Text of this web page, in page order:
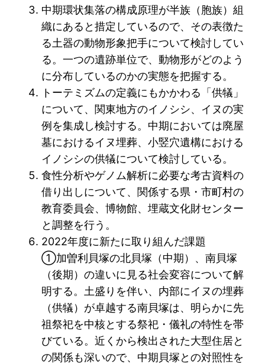
中期環状集落の構成原理が半族（胞族）組
織にあると措定しているので、その表徴た
る土器の動物形象把手について検討してい
る。一つの遺跡単位で、動物形がどのよう
に分布しているのかの実態を把握する。
トーテミズムの定義にもかかわる「供犠」
について、関東地方のイノシシ、イヌの実
例を集成し検討する。中期においては廃屋
墓におけるイヌ埋葬、小竪穴遺構における
イノシシの供犠について検討している。
食性分析やゲノム解析に必要な考古資料の
借り出しについて、関係する県・市町村の
教育委員会、博物館、埋蔵文化財センター
と調整を行う。
2022年度に新たに取り組んだ課題
①加曽利貝塚の北貝塚（中期）、南貝塚
（後期）の違いに見る社会変容について解
明する。土盛りを伴い、内部にイヌの埋葬
（供犠）が卓越する南貝塚は、明らかに先
祖祭祀を中核とする祭祀・儀礼の特性を帯
びている。近くから検出された大型住居と
の関係も深いので、中期貝塚との対照性を